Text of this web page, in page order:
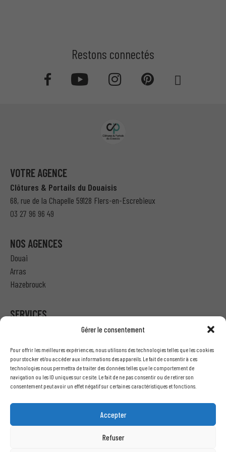
Gérer le consentement
Pour offrir les meilleures expériences, nous utilisons des technologies telles que les cookies
pour stocker et/ou accéder aux informations des appareils. Le fait de consentir à ces
technologies nous permettra de traiter des données telles que le comportement de
navigation ou les ID uniques sur ce site. Le fait de ne pas consentir ou de retirer son
consentement peut avoir un effet négatif sur certaines caractéristiques et fonctions.
Accepter
Refuser
Restons connectés
VOTRE AGENCE
Clôtures & Portails du Douaisis
68, rue de la Chapelle 59128 Flers-en-Escrebieux
03 27 96 96 49
NOS AGENCES
Douai
Arras
Hazebrouck
SERVICES
Professionnel – J’ai besoin d’un devis
Nous écrire
Recrutement
INFORMATIONS LÉGALES